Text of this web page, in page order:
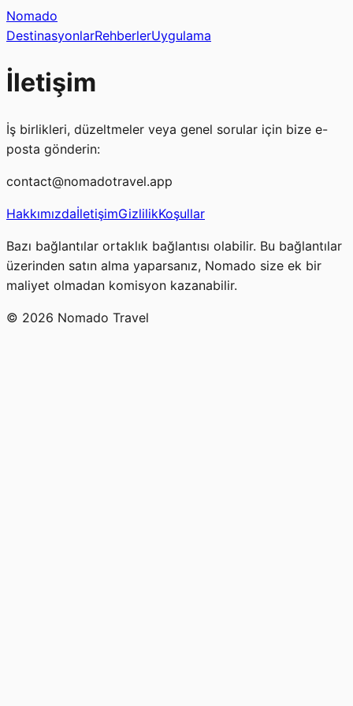
Nomado
DestinasyonlarRehberlerUygulama
İletişim
İş birlikleri, düzeltmeler veya genel sorular için bize e-
posta gönderin:
contact@nomadotravel.app
HakkımızdaİletişimGizlilikKoşullar
Bazı bağlantılar ortaklık bağlantısı olabilir. Bu bağlantılar
üzerinden satın alma yaparsanız, Nomado size ek bir
maliyet olmadan komisyon kazanabilir.
© 2026 Nomado Travel